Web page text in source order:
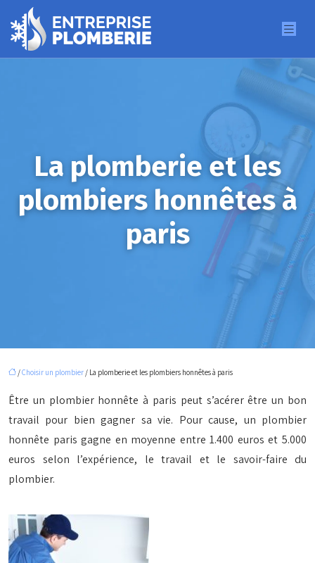
La plomberie et les
plombiers honnêtes à
paris
/Choisir un plombier / La plomberie et les plombiers honnêtes à paris
Être un plombier honnête à paris peut s’acérer être un bon
travail pour bien gagner sa vie. Pour cause, un plombier
honnête paris gagne en moyenne entre 1.400 euros et 5.000
euros selon l’expérience, le travail et le savoir-faire du
plombier.